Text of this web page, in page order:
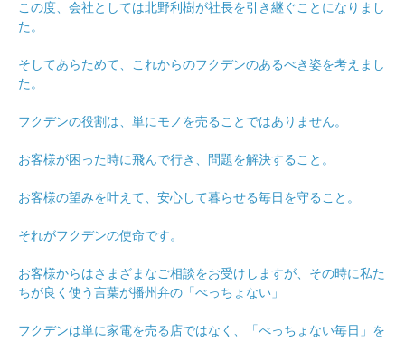
この度、会社としては北野利樹が社長を引き継ぐことになりまし
た。
そしてあらためて、これからのフクデンのあるべき姿を考えまし
た。
フクデンの役割は、単にモノを売ることではありません。
お客様が困った時に飛んで行き、問題を解決すること。
お客様の望みを叶えて、安心して暮らせる毎日を守ること。
それがフクデンの使命です。
お客様からはさまざまなご相談をお受けしますが、その時に私た
ちが良く使う言葉が播州弁の「べっちょない」
フクデンは単に家電を売る店ではなく、「べっちょない毎日」を